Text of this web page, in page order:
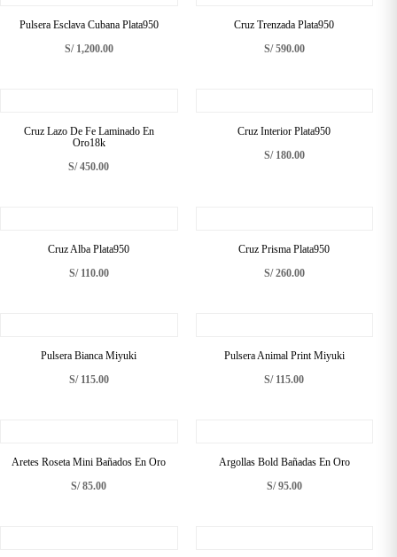
Pulsera Esclava Cubana Plata950
S/1,200.00
Cruz Trenzada Plata950
S/590.00
Cruz Lazo De Fe Laminado En
Oro18k
S/450.00
Cruz Interior Plata950
S/180.00
Cruz Alba Plata950
S/110.00
Cruz Prisma Plata950
S/260.00
Pulsera Bianca Miyuki
S/115.00
Pulsera Animal Print Miyuki
S/115.00
Aretes Roseta Mini Bañados En Oro
S/85.00
Argollas Bold Bañadas En Oro
S/95.00